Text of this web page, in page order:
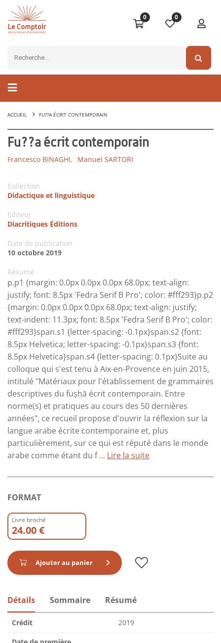
0 0
ACCUEIL FU??A ÉCRIT CONTEMPORAIN
Fu??a écrit contemporain
Francesco BINAGHI, Manuel SARTORI
Collection
Didactique et linguistique
Editeur
Diacritiques Éditions
Date de publication
10 octobre 2019
Résumé
p.p1 {margin: 0.0px 0.0px 0.0px 68.0px; text-align:
justify; font: 8.5px 'Fedra Serif B Pro'; color: #fff293}p.p2
{margin: 0.0px 0.0px 0.0px 68.0px; text-align: justify;
text-indent: 11.3px; font: 8.5px 'Fedra Serif B Pro'; color:
#fff293}span.s1 {letter-spacing: -0.1px}span.s2 {font:
8.5px Helvetica; letter-spacing: -0.1px}span.s3 {font:
8.5px Helvetica}span.s4 {letter-spacing: 0.1px}Suite au
colloque qui s'est tenu à Aix-en-Provence en juin 2015,
intitulé "Matériaux pour l'établissement de grammaires
descriptives du fuṣḥā écrit contemporain. Entre
norme(s) et pratiques au cours des 50 dernières
années", ce recueil propose d'ouvrir la réflexion sur la
langue arabe écrite contemporaine et, plus
particulièrement, sur ce qui est réputé dans le monde
arabe comme étant du f ... Lire la suite
FORMAT
Livre broché
24.00 €
Ajouter au panier
Détails Sommaire Résumé
Crédit 2019